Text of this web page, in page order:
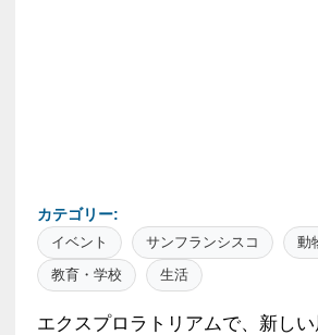
カテゴリー:
イベント サンフランシスコ
動
教育・学校
生活
エクスプロラトリアムで、新し